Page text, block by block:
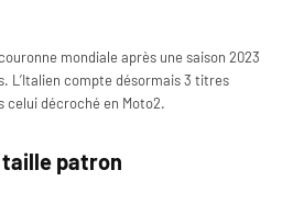
mondiale après une saison 2023
L’Italien compte désormais 3 titres
celui décroché en Moto2.
taille patron